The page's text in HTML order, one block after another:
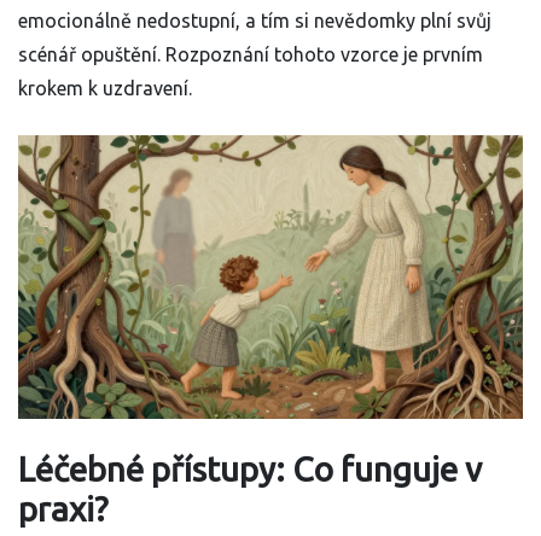
emocionálně nedostupní, a tím si nevědomky plní svůj
scénář opuštění. Rozpoznání tohoto vzorce je prvním
krokem k uzdravení.
Léčebné přístupy: Co funguje v
praxi?